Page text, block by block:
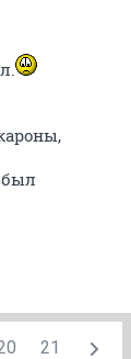
был
21